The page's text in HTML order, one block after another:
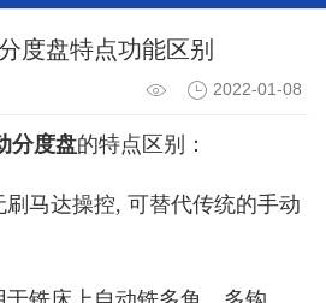
度盘特点功能区别
2022-01-08
分度盘的特点区别：
刷马达操控, 可替代传统的手动